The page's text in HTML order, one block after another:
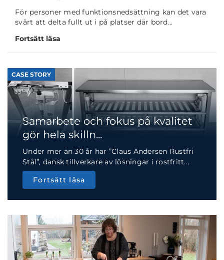
För personer med funktionsnedsättning kan det vara
svårt att delta fullt ut i på platser där bord...
Fortsätt läsa
CASE STORY
Samarbete och fokus på kvalitet
gör hela skilln...
Under mer än 30 år har ”Claus Andersen Rustfri
Stål”, dansk tillverkare av lösningar i rostfritt...
Fortsätt läsa